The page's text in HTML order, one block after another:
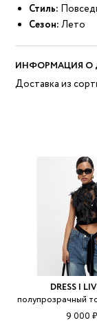
Стиль:
Сезон: Лето
ИНФОРМАЦИЯ О
Доставка из
DRESS I
полупрозрачный
9 000 ₽